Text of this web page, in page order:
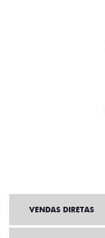
VENDAS DIRETAS